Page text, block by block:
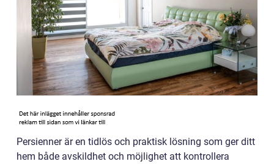
Persienner är en tidlös och praktisk lösning som ger ditt
hem både avskildhet och möjlighet att kontrollera